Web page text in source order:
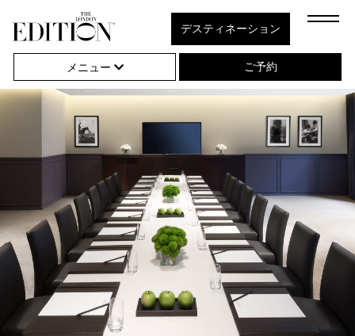
to
Open
or
デスティネーション
メニュー ご予約